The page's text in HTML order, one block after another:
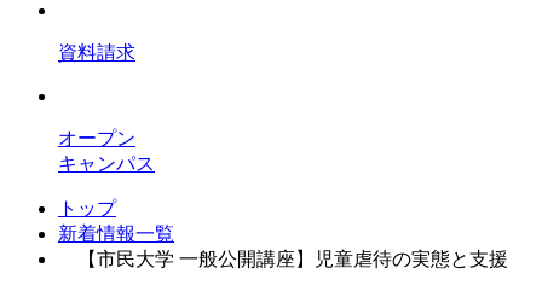
資料請求
オープン
キャンパス
トップ
新着情報一覧
【市民大学 一般公開講座】児童虐待の実態と支援